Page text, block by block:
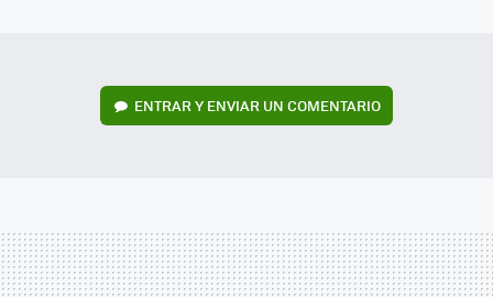
ENTRAR Y ENVIAR UN COMENTARIO